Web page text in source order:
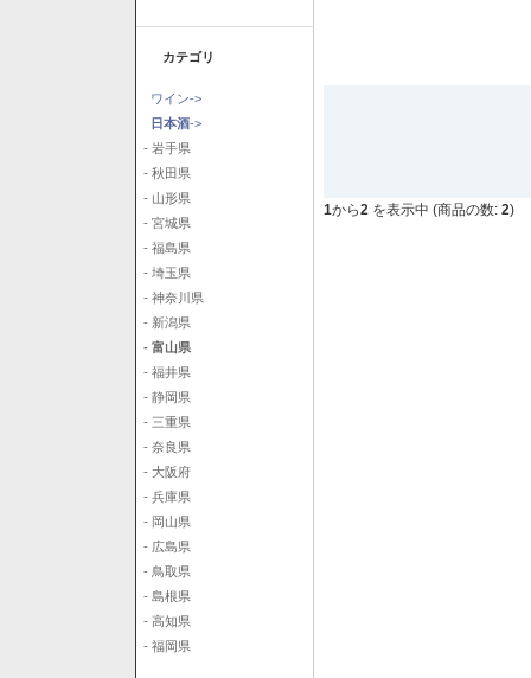
カテゴリ
ワイン->
日本酒->
- 岩手県
- 秋田県
- 山形県
- 宮城県
- 福島県
- 埼玉県
- 神奈川県
- 新潟県
- 富山県
- 福井県
- 静岡県
- 三重県
- 奈良県
- 大阪府
- 兵庫県
- 岡山県
- 広島県
- 鳥取県
- 島根県
- 高知県
- 福岡県
1から2 を表示中 (商品の数: 2)